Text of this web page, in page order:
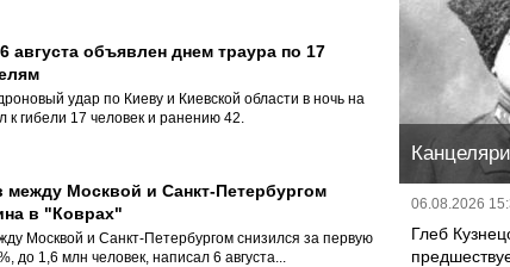
августа объявлен днем траура по 17
удар по Киеву и Киевской области в ночь на
к гибели 17 человек и ранению 42.
между Москвой и Санкт-Петербургом
в "Коврах"
Москвой и Санкт-Петербургом снизился за первую
до 1,6 млн человек, написал 6 августа...
06.08.2026
Глеб